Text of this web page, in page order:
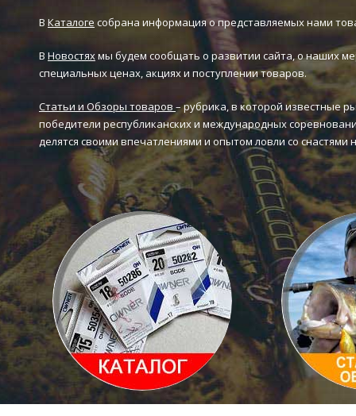
В Каталоге собрана информация о представляемых нами
В Новостяхмы будем сообщать о развитии сайта, о наших
специальных ценах, акциях и поступлении товаров.
Статьи и Обзоры товаров – рубрика, в которой известные
победители республиканских и международных
делятся своими впечатлениями и опытом ловли со снастями
Каталог товаров Статьи и